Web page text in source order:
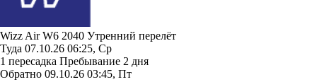
Wizz AirW6 2040 Утренний перелёт
Туда 07.10.26 06:25, Ср
1 пересадка Пребывание 2 дня
Обратно 09.10.26 03:45, Пт